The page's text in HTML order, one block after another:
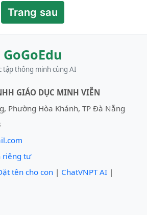
Trang sau
GoGoEdu
tập thông minh cùng AI
GIÁO DỤC MINH VIỄN
Phường Hòa Khánh, TP Đà Nẵng
riêng tư
tên cho con | ChatVNPT AI |